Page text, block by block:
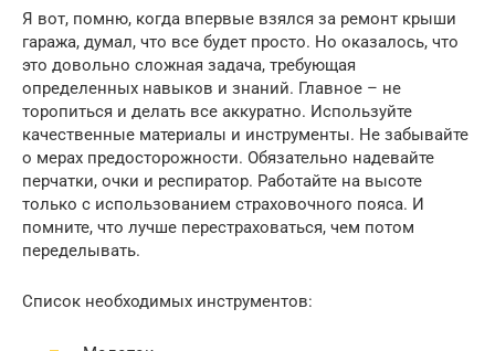
Я вот, помню, когда впервые взялся за ремонт крыши
гаража, думал, что все будет просто. Но оказалось, что
это довольно сложная задача, требующая
определенных навыков и знаний. Главное – не
торопиться и делать все аккуратно. Используйте
качественные материалы и инструменты. Не забывайте
о мерах предосторожности. Обязательно надевайте
перчатки, очки и респиратор. Работайте на высоте
только с использованием страховочного пояса. И
помните, что лучше перестраховаться, чем потом
переделывать.
Список необходимых инструментов: